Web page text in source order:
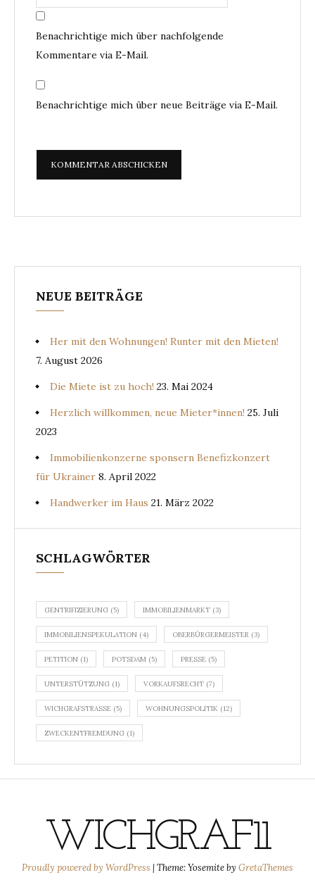
Benachrichtige mich über nachfolgende
Kommentare via E-Mail.
Benachrichtige mich über neue Beiträge via E-Mail.
NEUE BEITRÄGE
Her mit den Wohnungen! Runter mit den Mieten!
7. August 2026
Die Miete ist zu hoch! 23. Mai 2024
Herzlich willkommen, neue Mieter*innen! 25. Juli
2023
Immobilienkonzerne sponsern Benefizkonzert
für Ukrainer 8. April 2022
Handwerker im Haus 21. März 2022
SCHLAGWÖRTER
GENTRIFIZIERUNG (5) IMMOBILIENMARKT (3)
IMMOBILIENSPEKULATION (4) OBERBÜRGERMEISTER (3)
PETITION (1) POTSDAM (5) PRESSE (5)
UNTERSTÜTZUNG (1) VORKAUFSRECHT (7)
WICHGRAFSTRASSE (5) WOHNUNGSPOLITIK (12)
ZWECKENTFREMDUNG (1)
WICHGRAF11
Proudly powered by WordPress |Theme: Yosemite by GretaThemes